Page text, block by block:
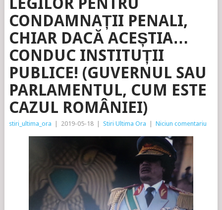
CONDAMNAȚII PENALI,
CHIAR DACĂ ACEȘTIA…
CONDUC INSTITUȚII
PUBLICE! (GUVERNUL SAU
PARLAMENTUL, CUM ESTE
CAZUL ROMÂNIEI)
stiri_ultima_ora 2019-05-18 Stiri Ultima Ora Niciun comentariu